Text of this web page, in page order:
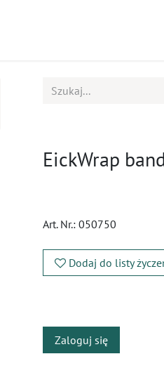
EickWrap
Art. Nr.: 050750
Dodaj do listy
Zaloguj się